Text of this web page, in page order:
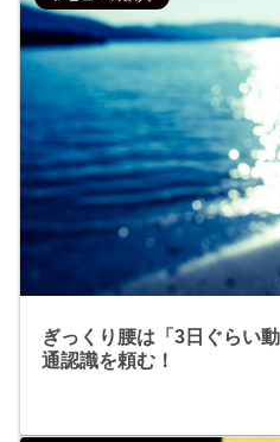
ぎっくり腰は「3日ぐらい
通認識を頼む！